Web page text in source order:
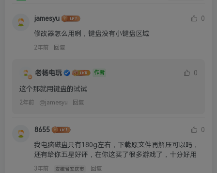
jamesyu
0
修改器怎么用咧，键盘没有小键盘区域
2年前 回复
老杨电玩 作者 0
这个那就用键盘的试试
2年前 @jamesyu 回复
8655
0
我电脑磁盘只有180g左右，下载原文件再解压可以吗，
还有给你五星好评，在你这买了很多游戏了，十分好用
3年前 安徽省安庆市 回复